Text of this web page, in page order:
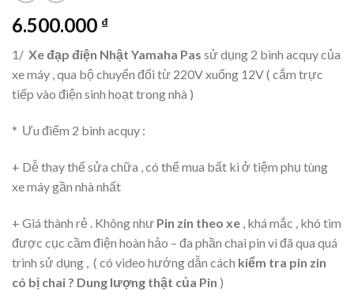
6.500.000 ₫
1/ Xe đạp điện Nhật Yamaha Pas sử dụng 2 bình acquy của
xe máy , qua bộ chuyển đổi từ 220V xuống 12V ( cắm trực
tiếp vào điện sinh hoạt trong nhà )
* Ưu điểm 2 bình acquy :
+ Dễ thay thế sửa chữa , có thể mua bất kì ở tiệm phụ tùng
xe máy gần nhà nhất
+ Giá thành rẻ . Không như Pin zin theo xe , khá mắc , khó tìm
được cục cầm điện hoàn hảo – đa phần chai pin vì đã qua quá
trình sử dụng , ( có video hướng dẫn cách kiểm tra pin zin
có bị chai ? Dung lượng thật của Pin )